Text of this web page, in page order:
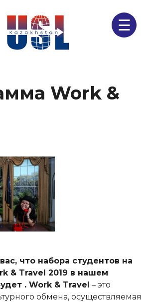
☰
Work &
что набора студентов на
& Travel 2019 в нашем
. Work & Travel – это
обмена, осуществляемая